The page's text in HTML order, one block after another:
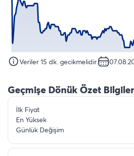
Veriler 15 dk. gecikmelidir.
Geçmişe Dönük Özet Bilgiler
İlk Fiyat
En Yüksek
Günlük Değişim